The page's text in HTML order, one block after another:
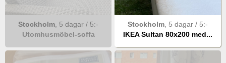
Stockholm 5 dagar/ 5:-
Utomhusmöbel-soffa
Stockholm, 5 dagar / 5:-
IKEA Sultan 80x200 med...